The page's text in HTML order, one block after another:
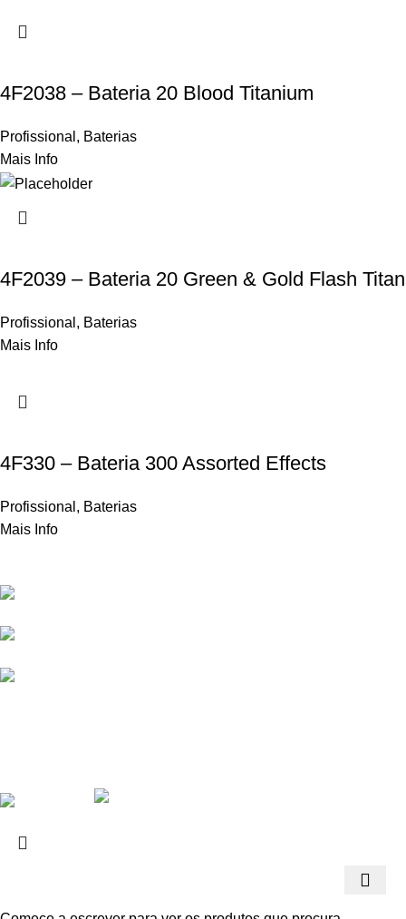
4F2038 – Bateria 20 Blood Titanium
Profissional , Baterias
Mais Info
4F2039 – Bateria 20 Green & Gold Flash
Profissional , Baterias
Mais Info
4F330 – Bateria 300 Assorted Effects
Profissional , Baterias
Mais Info